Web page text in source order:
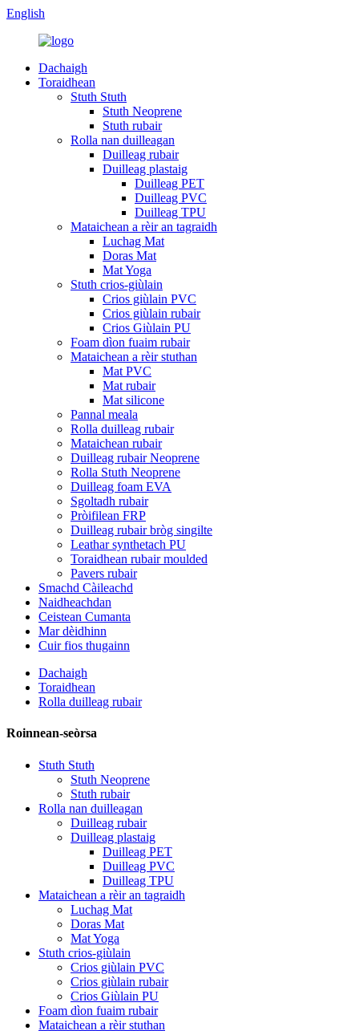
English
Dachaigh
Toraidhean
Stuth Stuth
Stuth Neoprene
Stuth rubair
Rolla nan duilleagan
Duilleag rubair
Duilleag plastaig
Duilleag PET
Duilleag PVC
Duilleag TPU
Mataichean a rèir an tagraidh
Luchag Mat
Doras Mat
Mat Yoga
Stuth crios-giùlain
Crios giùlain PVC
Crios giùlain rubair
Crios Giùlain PU
Foam dìon fuaim rubair
Mataichean a rèir stuthan
Mat PVC
Mat rubair
Mat silicone
Pannal meala
Rolla duilleag rubair
Mataichean rubair
Duilleag rubair Neoprene
Rolla Stuth Neoprene
Duilleag foam EVA
Sgoltadh rubair
Pròifilean FRP
Duilleag rubair bròg singilte
Leathar synthetach PU
Toraidhean rubair moulded
Pavers rubair
Smachd Càileachd
Naidheachdan
Ceistean Cumanta
Mar dèidhinn
Cuir fios thugainn
Dachaigh
Toraidhean
Rolla duilleag rubair
Roinnean-seòrsa
Stuth Stuth
Stuth Neoprene
Stuth rubair
Rolla nan duilleagan
Duilleag rubair
Duilleag plastaig
Duilleag PET
Duilleag PVC
Duilleag TPU
Mataichean a rèir an tagraidh
Luchag Mat
Doras Mat
Mat Yoga
Stuth crios-giùlain
Crios giùlain PVC
Crios giùlain rubair
Crios Giùlain PU
Foam dìon fuaim rubair
Mataichean a rèir stuthan